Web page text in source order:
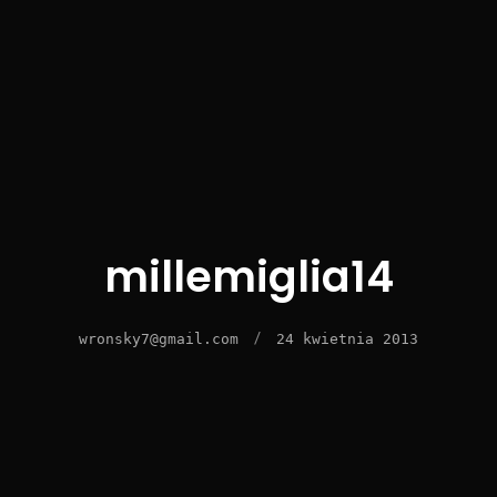
millemiglia14
wronsky7@gmail.com / 24 kwietnia 2013